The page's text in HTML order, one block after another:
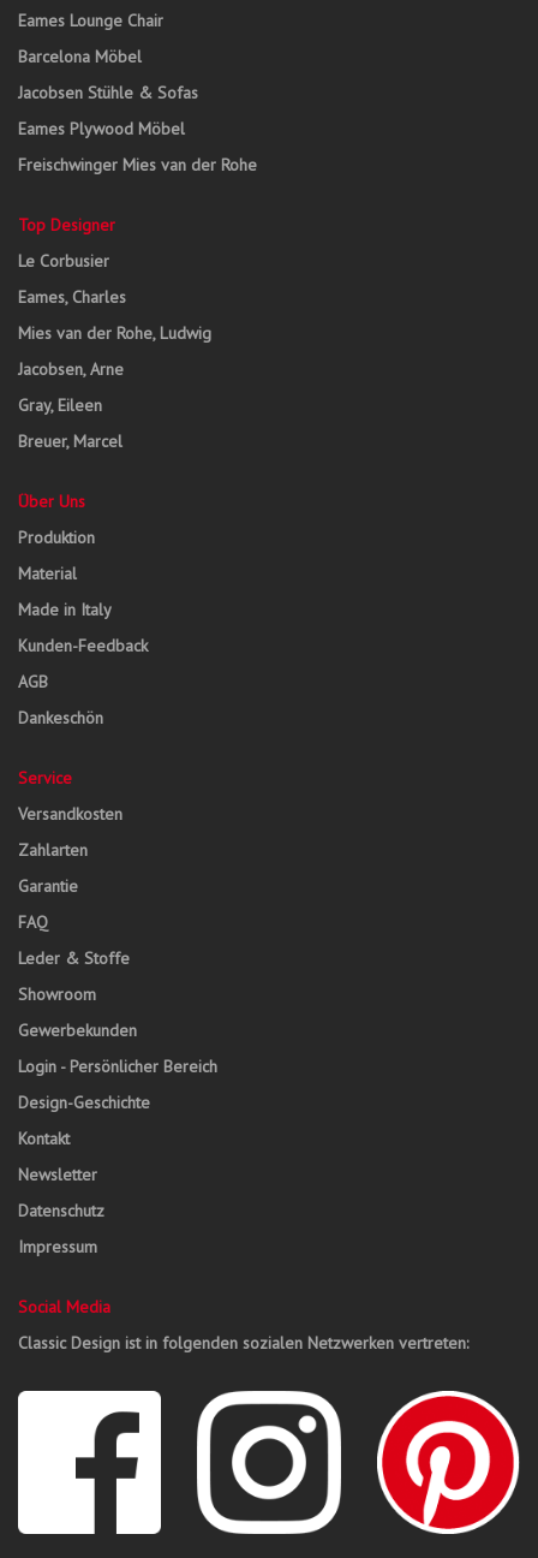
Eames Lounge Chair
Barcelona Möbel
Jacobsen Stühle & Sofas
Eames Plywood Möbel
Freischwinger Mies van der Rohe
Top Designer
Le Corbusier
Eames, Charles
Mies van der Rohe, Ludwig
Jacobsen, Arne
Gray, Eileen
Breuer, Marcel
Über Uns
Produktion
Material
Made in Italy
Kunden-Feedback
AGB
Dankeschön
Service
Versandkosten
Zahlarten
Garantie
FAQ
Leder & Stoffe
Showroom
Gewerbekunden
Login - Persönlicher Bereich
Design-Geschichte
Kontakt
Newsletter
Datenschutz
Impressum
Social Media
Classic Design ist in folgenden sozialen Netzwerken vertreten: